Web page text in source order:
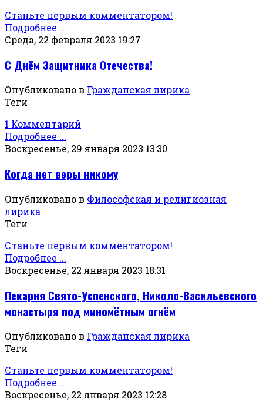
Станьте первым комментатором!
Подробнее ...
Среда, 22 февраля 2023 19:27
С Днём Защитника Отечества!
Опубликовано в Гражданская лирика
Теги
1 Комментарий
Подробнее ...
Воскресенье, 29 января 2023 13:30
Когда нет веры никому
Опубликовано в Философская и религиозная
лирика
Теги
Станьте первым комментатором!
Подробнее ...
Воскресенье, 22 января 2023 18:31
Пекарня Свято-Успенского, Николо-Васильевского
монастыря под миномётным огнём
Опубликовано в Гражданская лирика
Теги
Станьте первым комментатором!
Подробнее ...
Воскресенье, 22 января 2023 12:28